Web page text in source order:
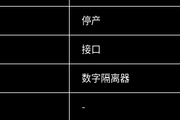
停产
接口
数字隔离器
-